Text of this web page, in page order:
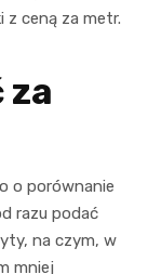
z ceną za metr.
za
o porównanie
razu podać
na czym, w
mniej